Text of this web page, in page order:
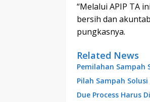
“Melalui APIP TA
bersih dan
pungkasnya.
Related News
Pemilahan Sampah
Pilah Sampah
Due Process Harus